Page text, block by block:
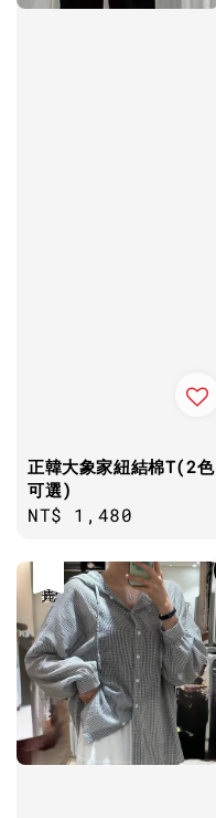
正韓大象家紐結棉T(2色
可選)
Regular
NT$ 1,480